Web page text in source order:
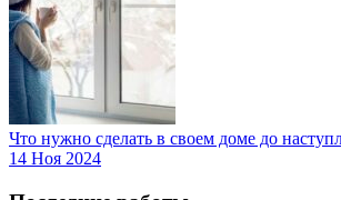
Что нужно сделать в своем доме до
14 Ноя 2024